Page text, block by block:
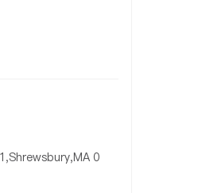
0